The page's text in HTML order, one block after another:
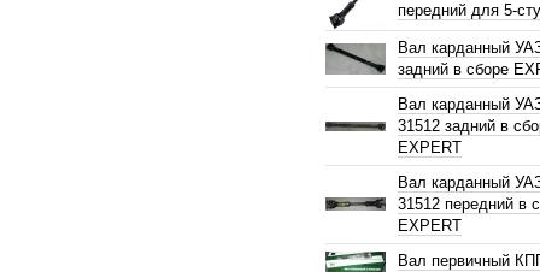
передний для 5-
Вал карданный
задний в сборе
Вал карданный
31512 задний в
EXPERT
Вал карданный
31512 передний в
EXPERT
Вал первичный